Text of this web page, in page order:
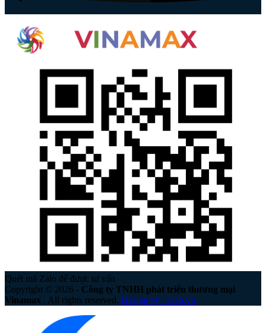
Quét mã Zalo để được tư vấn
Copyright © 2026 - Công ty TNHH phát triển thương mại
Vinamax . All rights reserved. Design by i-web.vn